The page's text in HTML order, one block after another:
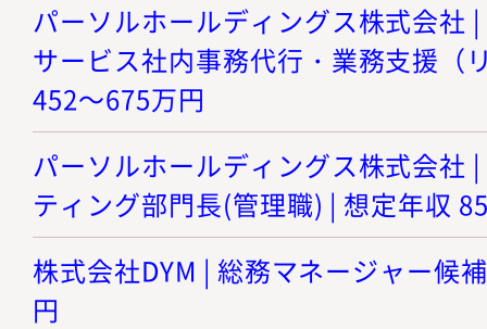
パーソルホールディングス株式会社
サービス社内事務代行・業務支援（
452～675万円
パーソルホールディングス株式会社
ティング部門長(管理職) | 想定年収
株式会社DYM | 総務マネージャー候
円